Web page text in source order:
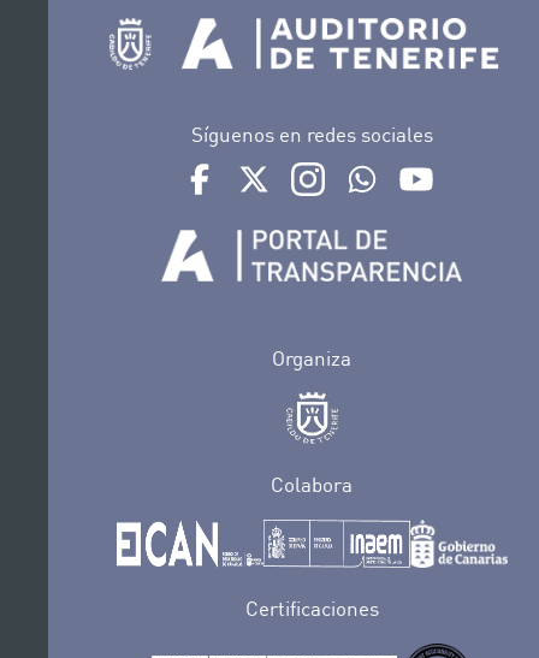
Síguenos en redes sociales
Ir a perfil de Auditorio de Tenerife en
Ir a perfil de Auditorio de Tenerife
Ir a perfil de Auditorio de
Ir al Boletín
Organiza
Colabora
Certificaciones